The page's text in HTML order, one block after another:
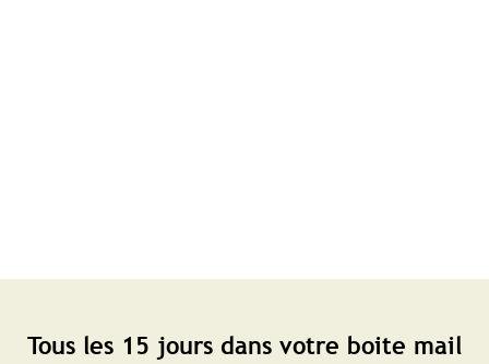
Tous les 15 jours dans votre boite mail